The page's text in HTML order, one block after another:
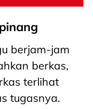
berjam-jam
berkas,
terlihat
tugasnya.